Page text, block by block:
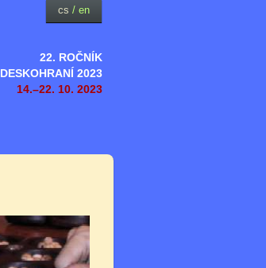
22. ROČNÍK
DESKOHRANÍ 2023
14.–22. 10. 2023
cs / en